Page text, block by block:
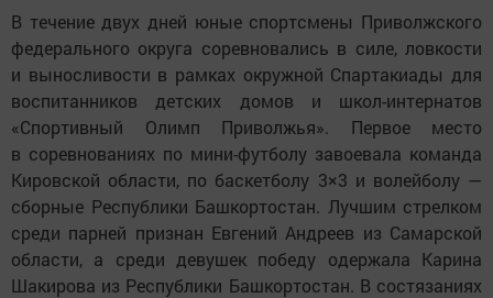
В течение двух дней юные спортсмены Приволжского
федерального округа соревновались в силе, ловкости
и выносливости в рамках окружной Спартакиады для
воспитанников детских домов и школ-интернатов
«Спортивный Олимп Приволжья». Первое место
в соревнованиях по мини-футболу завоевала команда
Кировской области, по баскетболу 3×3 и волейболу —
сборные Республики Башкортостан. Лучшим стрелком
среди парней признан Евгений Андреев из Самарской
области, а среди девушек победу одержала Карина
Шакирова из Республики Башкортостан. В состязаниях